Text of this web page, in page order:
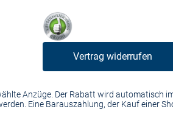
Vertrag widerrufen
Anzüge. Der Rabatt wird automatisch
Eine Barauszahlung, der Kauf einer